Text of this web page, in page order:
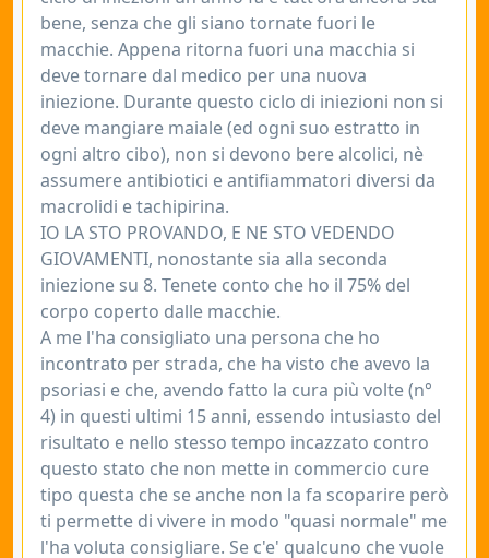
bene, senza che gli siano tornate fuori le
macchie. Appena ritorna fuori una macchia si
deve tornare dal medico per una nuova
iniezione. Durante questo ciclo di iniezioni non si
deve mangiare maiale (ed ogni suo estratto in
ogni altro cibo), non si devono bere alcolici, nè
assumere antibiotici e antifiammatori diversi da
macrolidi e tachipirina.
IO LA STO PROVANDO, E NE STO VEDENDO
GIOVAMENTI, nonostante sia alla seconda
iniezione su 8. Tenete conto che ho il 75% del
corpo coperto dalle macchie.
A me l'ha consigliato una persona che ho
incontrato per strada, che ha visto che avevo la
psoriasi e che, avendo fatto la cura più volte (n°
4) in questi ultimi 15 anni, essendo intusiasto del
risultato e nello stesso tempo incazzato contro
questo stato che non mette in commercio cure
tipo questa che se anche non la fa scoparire però
ti permette di vivere in modo "quasi normale" me
l'ha voluta consigliare. Se c'e' qualcuno che vuole